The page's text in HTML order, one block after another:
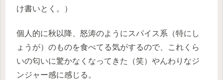
け書いとく。）
個人的に秋以降、怒涛のようにスパイス系（特にし
ょうが）のものを食べてる気がするので、これくら
いの匂いに驚かなくなってきた（笑）やんわりなジ
ンジャー感に感じる。